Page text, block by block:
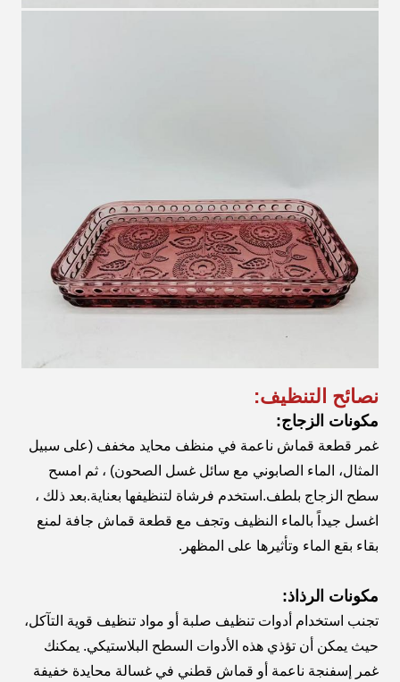
نصائح التنظيف:
مكونات الزجاج:
غمر قطعة قماش ناعمة في منظف محايد مخفف (على سبيل
المثال، الماء الصابوني مع سائل غسل الصحون) ، ثم امسح
سطح الزجاج بلطف.استخدم فرشاة لتنظيفها بعناية.بعد ذلك ،
اغسل جيداً بالماء النظيف وتجف مع قطعة قماش جافة لمنع
بقاء بقع الماء وتأثيرها على المظهر.
مكونات الرذاذ:
تجنب استخدام أدوات تنظيف صلبة أو مواد تنظيف قوية التآكل،
حيث يمكن أن تؤذي هذه الأدوات السطح البلاستيكي. يمكنك
غمر إسفنجة ناعمة أو قماش قطني في غسالة محايدة خفيفة